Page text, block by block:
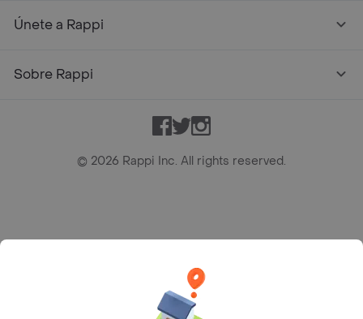
Únete a Rappi
Sobre Rappi
Facebook
TwitterInstagram
© 2026 Rappi Inc. All rights reserved.
Bogotá D.C. --- notificacionesrappi@rappi.com